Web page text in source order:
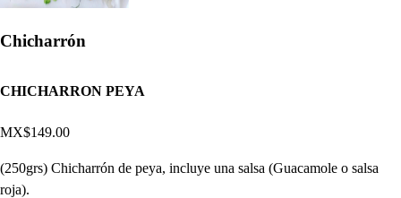
Chicharrón
CHICHARRON PEYA
MX$149.00
(250grs) Chicharrón de peya, incluye una salsa (Guacamole o salsa
roja).